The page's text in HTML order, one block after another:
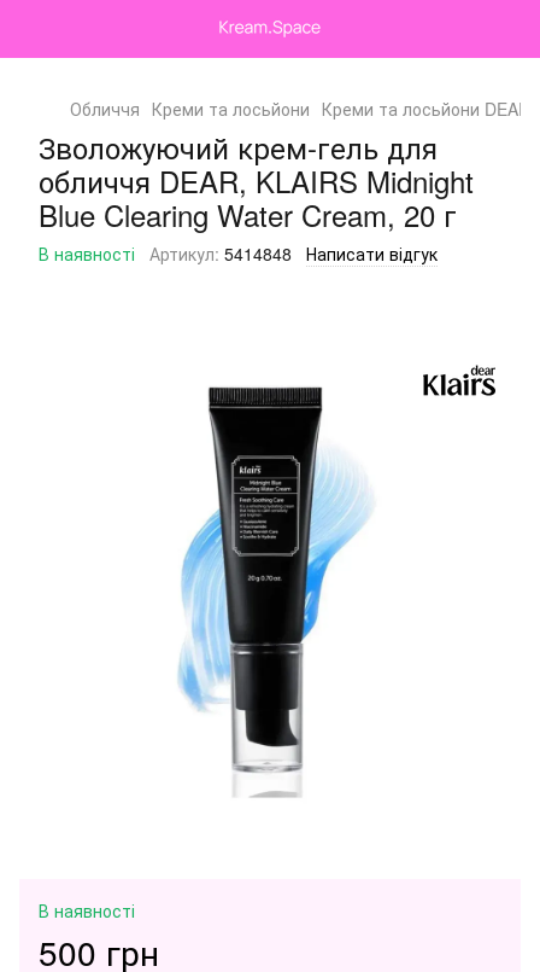
Обличчя Креми та лосьйони Креми та лосьйони DEAR,
Зволожуючий крем-гель для
обличчя DEAR, KLAIRS Midnight
Blue Clearing Water Cream, 20 г
В наявності Артикул: 5414848 Написати відгук
В наявності
500 грн